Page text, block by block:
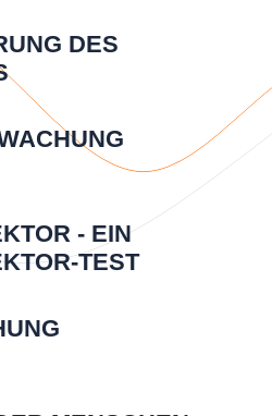
DES
- EIN
TEST